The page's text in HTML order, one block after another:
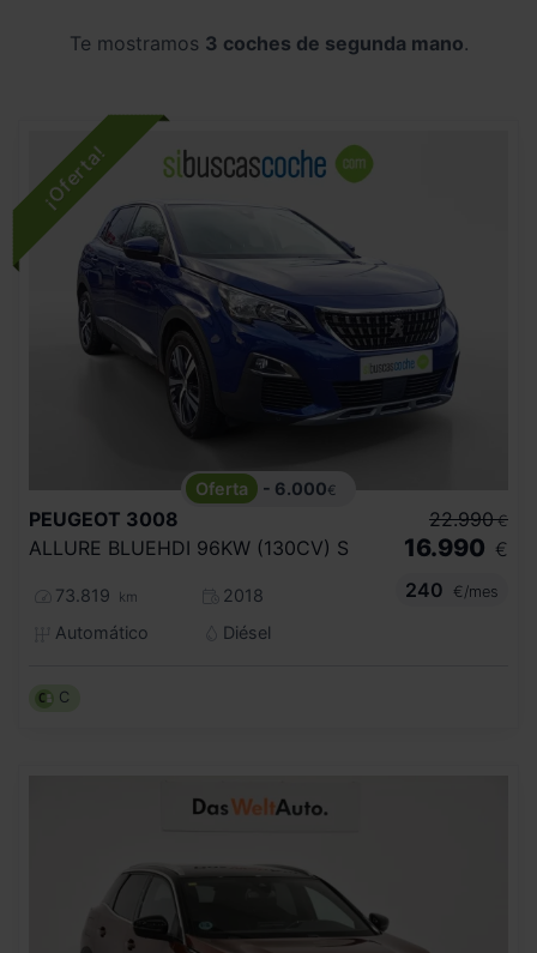
Te mostramos 3 coches de segunda mano.
- 6.000€
PEUGEOT 3008
ALLURE BLUEHDI 96KW (130CV) S
73.819 km
2018
Automático
Diésel
22.990 €
16.990 €
240
€/mes
C